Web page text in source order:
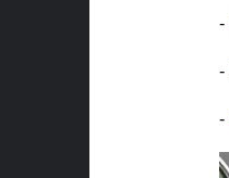
-
-
-